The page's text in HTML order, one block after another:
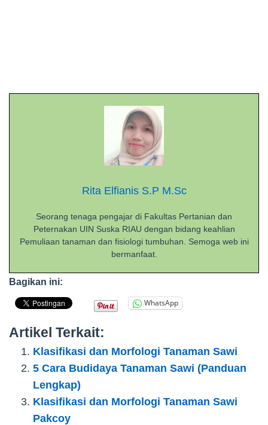
Rita Elfianis S.P M.Sc
Seorang tenaga pengajar di Fakultas Pertanian dan
Peternakan UIN Suska RIAU dengan bidang keahlian
Pemuliaan tanaman dan fisiologi tumbuhan. Semoga web ini
bermanfaat.
Bagikan ini:
WhatsApp
Artikel Terkait:
Klasifikasi dan Morfologi Tanaman Sawi
5 Cara Budidaya Tanaman Sawi (Panduan
Lengkap)
Klasifikasi dan Morfologi Tanaman Sawi
Pakcoy